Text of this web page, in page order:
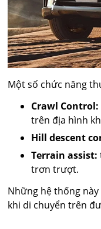
Một số chức năng
Crawl Control:
trên địa hình
Hill descent
Terrain assist:
trơn trượt.
Những hệ thống
khi di chuyển trên